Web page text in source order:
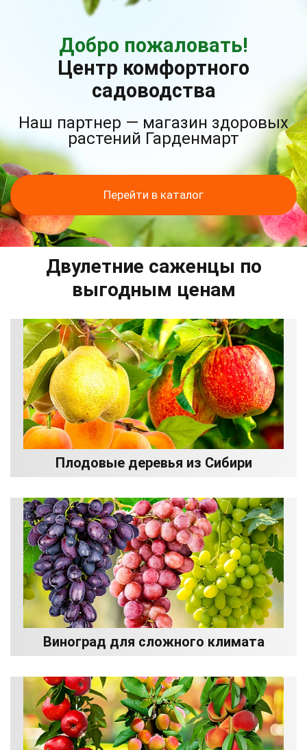
Добро пожаловать!
Центр комфортного
садоводства
Наш партнер — магазин здоровых
растений Гарденмарт
Перейти в каталог
Двулетние саженцы по
выгодным ценам
Плодовые деревья из Сибири
Виноград для сложного климата